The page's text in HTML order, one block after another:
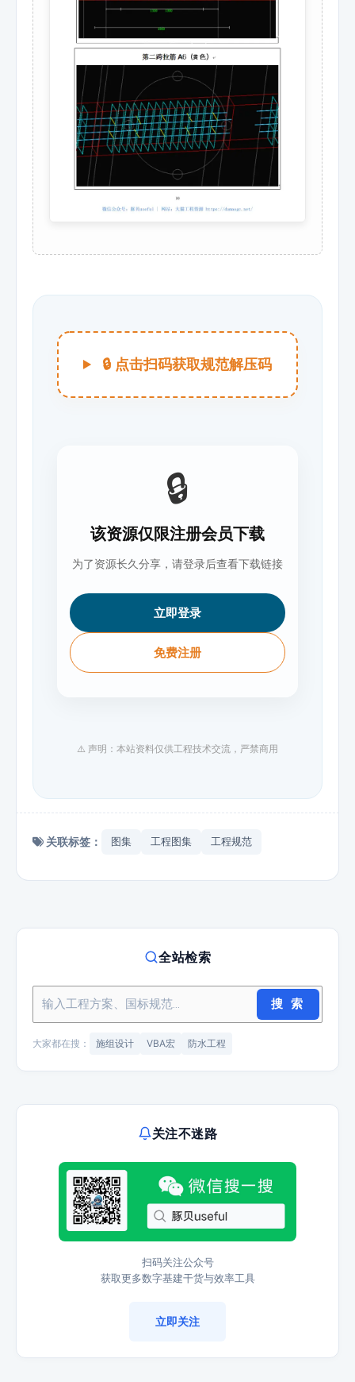
🔒 点击扫码获取规范解压码
🔒
该资源仅限注册会员下载
为了资源长久分享，请登录后查看下载链接
立即登录
免费注册
⚠️ 声明：本站资料仅供工程技术交流，严禁商用
关联标签： 图集 工程图集 工程规范
全站检索
搜 索
大家都在搜： 施组设计 VBA宏 防水工程
关注不迷路
扫码关注公众号
获取更多数字基建干货与效率工具
立即关注